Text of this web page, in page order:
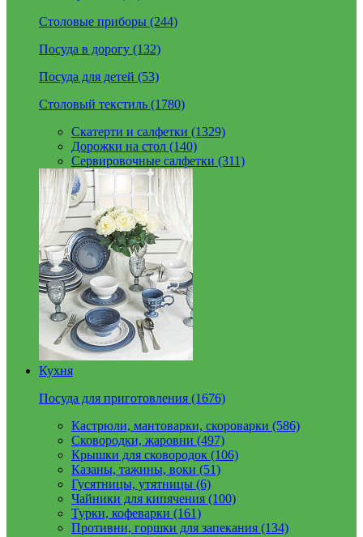
Столовые приборы (244)
Посуда в дорогу (132)
Посуда для детей (53)
Столовый текстиль (1780)
Скатерти и салфетки (1329)
Дорожки на стол (140)
Сервировочные салфетки (311)
Кухня
Посуда для приготовления (1676)
Кастрюли, мантоварки, скороварки (586)
Сковородки, жаровни (497)
Крышки для сковородок (106)
Казаны, тажины, воки (51)
Гусятницы, утятницы (6)
Чайники для кипячения (100)
Турки, кофеварки (161)
Противни, горшки для запекания (134)